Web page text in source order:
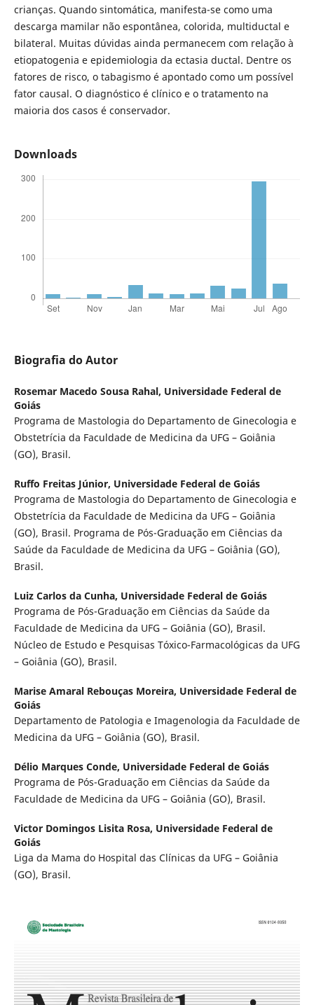
crianças. Quando sintomática, manifesta-se como uma
descarga mamilar não espontânea, colorida, multiductal e
bilateral. Muitas dúvidas ainda permanecem com relação à
etiopatogenia e epidemiologia da ectasia ductal. Dentre os
fatores de risco, o tabagismo é apontado como um possível
fator causal. O diagnóstico é clínico e o tratamento na
maioria dos casos é conservador.
Downloads
Biografia do Autor
Rosemar Macedo Sousa Rahal, Universidade Federal de
Goiás
Programa de Mastologia do Departamento de Ginecologia e
Obstetrícia da Faculdade de Medicina da UFG – Goiânia
(GO), Brasil.
Ruffo Freitas Júnior, Universidade Federal de Goiás
Programa de Mastologia do Departamento de Ginecologia e
Obstetrícia da Faculdade de Medicina da UFG – Goiânia
(GO), Brasil. Programa de Pós-Graduação em Ciências da
Saúde da Faculdade de Medicina da UFG – Goiânia (GO),
Brasil.
Luiz Carlos da Cunha, Universidade Federal de Goiás
Programa de Pós-Graduação em Ciências da Saúde da
Faculdade de Medicina da UFG – Goiânia (GO), Brasil.
Núcleo de Estudo e Pesquisas Tóxico-Farmacológicas da UFG
– Goiânia (GO), Brasil.
Marise Amaral Rebouças Moreira, Universidade Federal de
Goiás
Departamento de Patologia e Imagenologia da Faculdade de
Medicina da UFG – Goiânia (GO), Brasil.
Délio Marques Conde, Universidade Federal de Goiás
Programa de Pós-Graduação em Ciências da Saúde da
Faculdade de Medicina da UFG – Goiânia (GO), Brasil.
Victor Domingos Lisita Rosa, Universidade Federal de
Goiás
Liga da Mama do Hospital das Clínicas da UFG – Goiânia
(GO), Brasil.